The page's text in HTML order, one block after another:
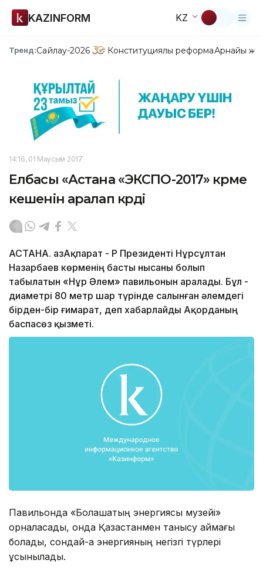
KAZINFORM KZ
Тренд:Сайлау-2026 Конституциялық реформаАрнайы
14:16, 01 Маусым 2017
Елбасы «Астана «ЭКСПО-2017» көрме
кешенін аралап көрді
АСТАНА. ҚазАқпарат - ҚР Президенті Нұрсұлтан
Назарбаев көрменің басты нысаны болып
табылатын «Нұр Әлем» павильонын аралады. Бұл -
диаметрі 80 метр шар түрінде салынған әлемдегі
бірден-бір ғимарат, деп хабарлайды Ақорданың
баспасөз қызметі.
Павильонда «Болашақтың энергиясы музейі»
орналасады, онда Қазақстанмен танысу аймағы
болады, сондай-ақ энергияның негізгі түрлері
ұсынылады.